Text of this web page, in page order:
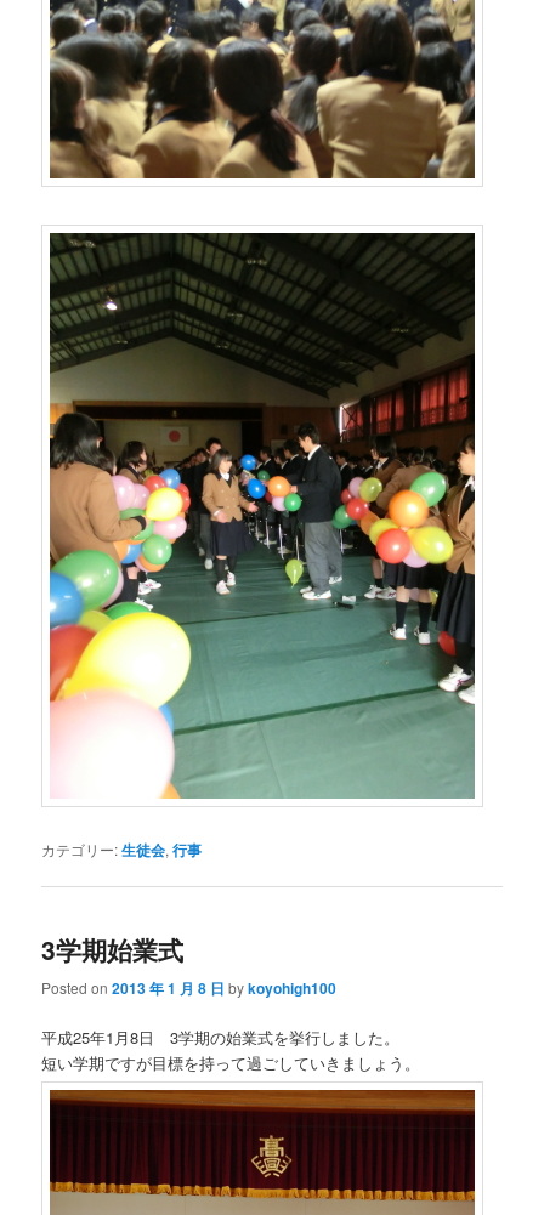
カテゴリー:生徒会,行事
3学期始業式
Posted on2013 年 1 月 8 日 bykoyohigh100
平成25年1月8日 3学期の始業式を挙行しました。
短い学期ですが目標を持って過ごしていきましょう。